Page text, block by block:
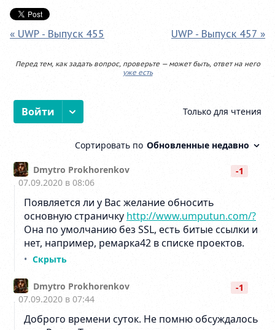
« UWP - Выпуск 455 UWP - Выпуск 457 »
Перед тем, как задать вопрос, проверьте — может быть, ответ на него
уже есть